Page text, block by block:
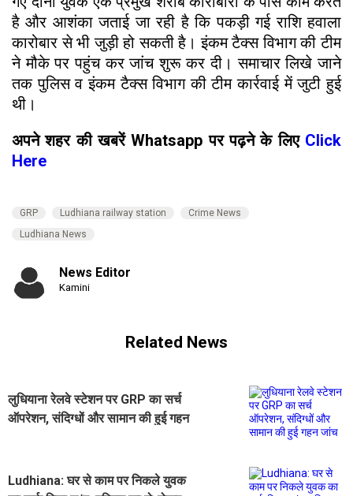
है और आशंका जताई जा रही है कि पकड़ी गई राशि हवाला
कारोबार से भी जुड़ी हो सकती है। इंकम टैक्स विभाग की टीम
ने मौके पर पहुंच कर जांच शुरू कर दी। समाचार लिखे जाने
तक पुलिस व इंकम टैक्स विभाग की टीम कार्रवाई में जुटी हुई
थी।
अपने शहर की खबरें Whatsapp पर पढ़ने के लिए Click
Here
GRP Ludhiana railway station
Crime News
Ludhiana News
News Editor
Kamini
Related News
लुधियाना रेलवे स्टेशन पर GRP का सर्च
ऑपरेशन, संदिग्धों और सामान की हुई गहन
Ludhiana: घर से काम पर निकले युवक